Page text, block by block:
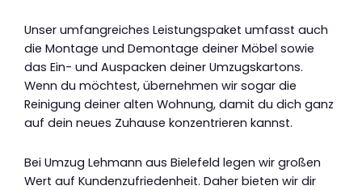
Unser umfangreiches Leistungspaket umfasst auch
die Montage und Demontage deiner Möbel sowie
das Ein- und Auspacken deiner Umzugskartons.
Wenn du möchtest, übernehmen wir sogar die
Reinigung deiner alten Wohnung, damit du dich ganz
auf dein neues Zuhause konzentrieren kannst.
Bei Umzug Lehmann aus Bielefeld legen wir großen
Wert auf Kundenzufriedenheit. Daher bieten wir dir